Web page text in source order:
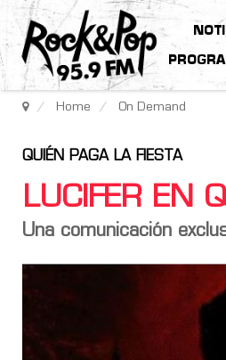
Home On Demand
QUIÉN PAGA LA FIESTA
LUCIFER EN
Una comunicación